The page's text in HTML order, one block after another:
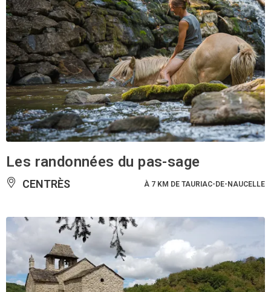
Les randonnées du pas-sage
CENTRÈS À 7 KM DE TAURIAC-DE-NAUCELLE